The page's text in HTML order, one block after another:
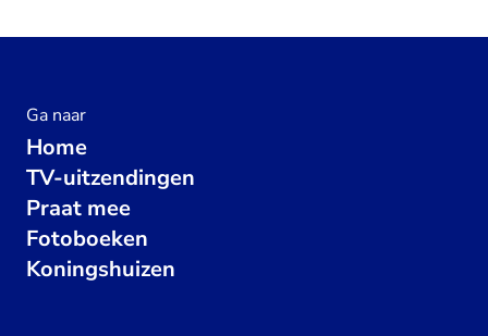
Ga naar
Home
TV-uitzendingen
Praat mee
Fotoboeken
Koningshuizen